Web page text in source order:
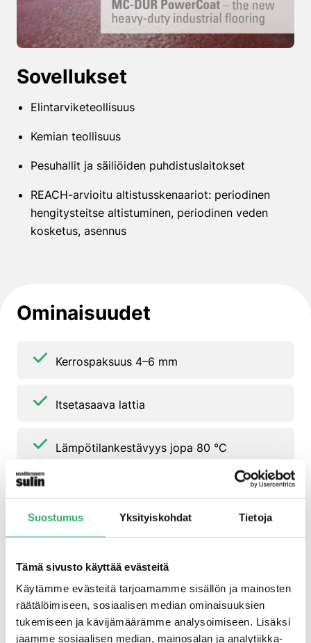
Suostumus Yksityiskohdat Tietoja
Tämä sivusto käyttää evästeitä
Käytämme evästeitä tarjoamamme sisällön ja mainosten
räätälöimiseen, sosiaalisen median ominaisuuksien
tukemiseen ja kävijämäärämme analysoimiseen. Lisäksi
jaamme sosiaalisen median, mainosalan ja analytiikka-
Sovellukset
Elintarviketeollisuus
Kemian teollisuus
Pesuhallit ja säiliöiden puhdistuslaitokset
REACH-arvioitu altistusskenaariot: periodinen
hengitysteitse altistuminen, periodinen veden
kosketus, asennus
Ominaisuudet
Kerrospaksuus 4–6 mm
Itsetasaava lattia
Lämpötilankestävyys jopa 80 °C
Kemiallisesti ja mekaanisesti erittäin
kestävä
Korkea iskunkestävyys